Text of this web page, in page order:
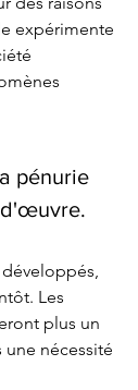
expérimente
pénurie
d'œuvre.
Les
plus un
nécessité